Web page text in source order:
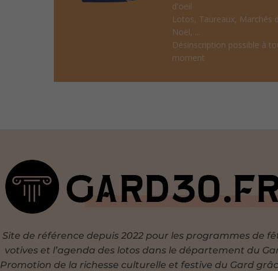
d'oeil
Lotos, Taureaux, Marchés
Noël, ...
Désinscription possible à
moment
Site de référence depuis 2022 pour les programmes de
votives et l’agenda des lotos dans le département du
Promotion de la richesse culturelle et festive du Gard